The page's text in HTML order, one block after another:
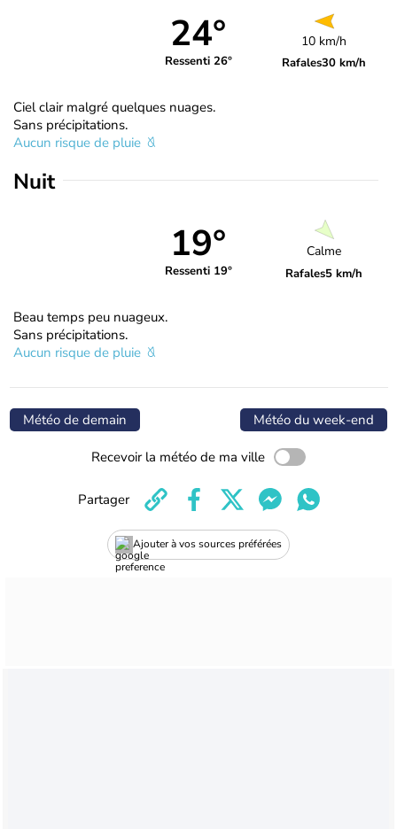
24°
Ressenti 26°
10 km/h
Rafales30 km/h
Ciel clair malgré quelques nuages.
Sans précipitations.
Aucun risque de pluie
Nuit
19°
Ressenti 19°
Calme
Rafales5 km/h
Beau temps peu nuageux.
Sans précipitations.
Aucun risque de pluie
Météo de demain Météo du week-end
Recevoir la météo de ma ville
Ajouter à vos sources préférées
Partager